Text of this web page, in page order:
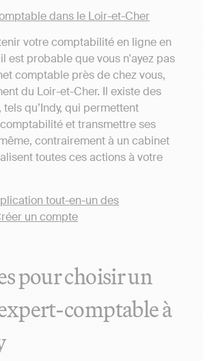
dans le Loir-et-Cher
votre comptabilité en ligne en
est probable que vous n'ayez pas
comptable près de chez vous,
du Loir-et-Cher. Il existe des
qu’Indy, qui permettent
et transmettre ses
contrairement à un cabinet
toutes ces actions à votre
pour choisir un
comptable à